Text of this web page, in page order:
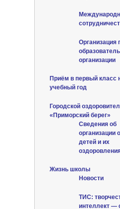
Организация
организации
Приём в первый класс
учебный год
Городской
«Приморский берег»
Сведения об
организации
детей и их
Жизнь школы
Новости
ТИС:
интеллект —